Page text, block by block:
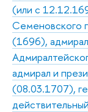
(или с
Семеновского
(1696),
адмирал и
(08.03.1707),